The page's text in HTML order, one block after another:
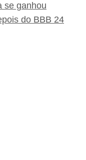
se ganhou
do BBB 24